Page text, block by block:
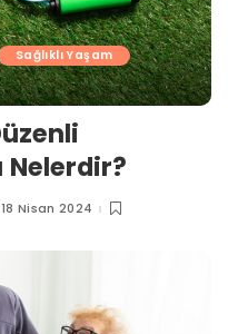
Sağlıklı Yaşam
Nelerdir?
18 Nisan 2024